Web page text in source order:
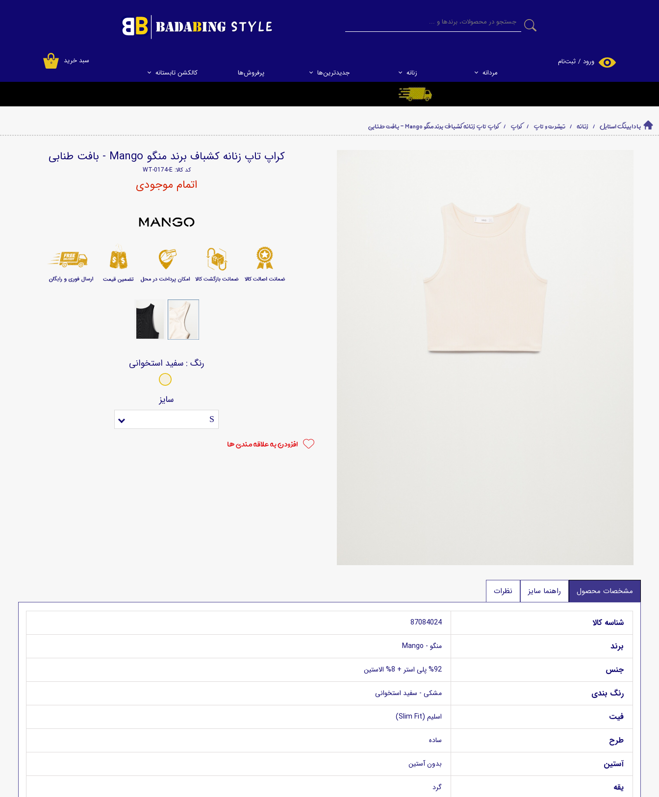
۰ سبد خرید ورود / ثبت‌نام
خروج از حساب
مردانه زنانه جدیدترین‌ها پرفروش‌ها کالکشن تابستانه
بادابینگ استایل زنانه تیشرت و تاپ کراپ کراپ تاپ زنانه کشباف برند منگو Mango - بافت طنابی
کراپ تاپ زنانه کشباف برند منگو Mango - بافت طنابی
کد کالا: WT-0174-E
اتمام موجودی
رنگ : سفید استخوانی
سایز
S
افزودن به علاقه مندی ها
مشخصات محصول راهنما سایز نظرات
شناسه کالا 87084024
برند منگو - Mango
جنس %92 پلی استر + 8% الاستین
رنگ بندی مشکی - سفید استخوانی
فیت اسلیم (Slim Fit)
طرح ساده
آستین بدون آستین
یقه گرد